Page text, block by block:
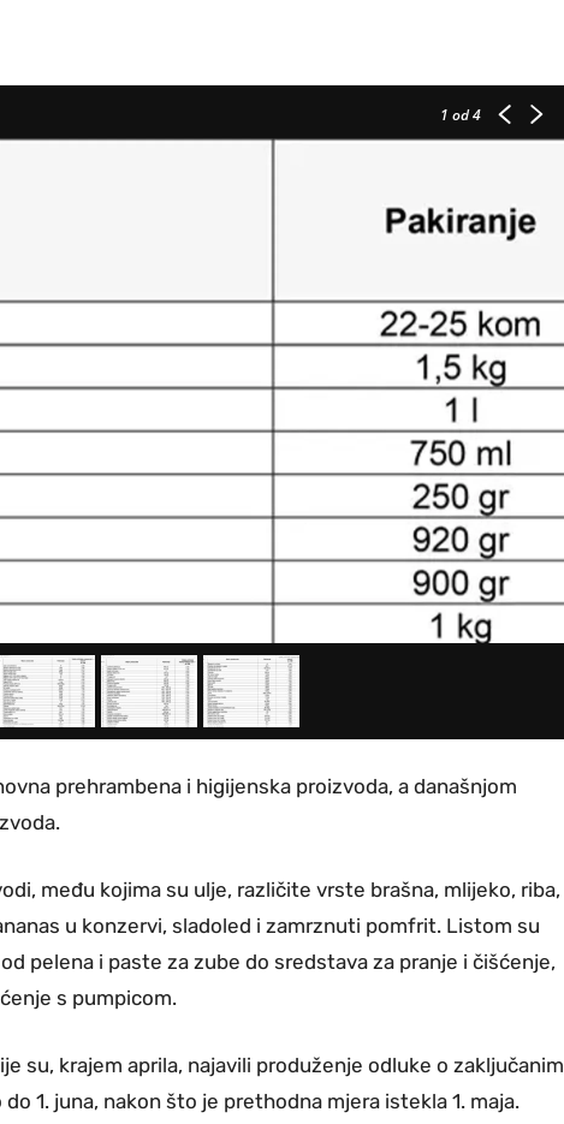
1 od 4
prehrambena i higijenska proizvoda, a današnjom
među kojima su ulje, različite vrste brašna, mlijeko, riba,
u konzervi, sladoled i zamrznuti pomfrit. Listom su
pelena i paste za zube do sredstava za pranje i čišćenje,
s pumpicom.
su, krajem aprila, najavili produženje odluke o zaključanim
1. juna, nakon što je prethodna mjera istekla 1. maja.